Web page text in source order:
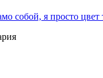
собой, я просто цвет